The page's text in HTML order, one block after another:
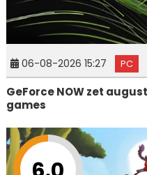
06-08-2026 15:27 PC
GeForce NOW zet
games